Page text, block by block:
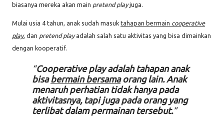
biasanya mereka akan main pretend playjuga.
Mulai usia 4 tahun, anak sudah masuk tahapan bermain cooperative
play, dan pretend playadalah salah satu aktivitas yang bisa dimainkan
dengan kooperatif.
Cooperative playadalahtahapan anak
bisabermain bersamaorang lain. Anak
menaruh perhatian tidak hanya pada
aktivitasnya, tapi juga pada orang yang
terlibat dalam permainan tersebut.